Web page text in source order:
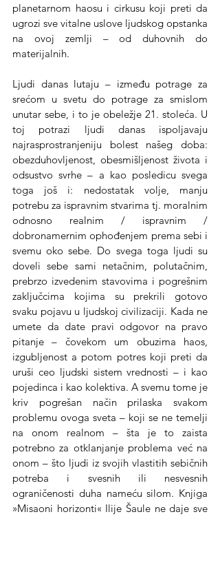
planetarnom haosu i cirkusu koji preti da
ugrozi sve vitalne uslove ljudskog opstanka
na ovoj zemlji – od duhovnih do
materijalnih.
Ljudi danas lutaju – između potrage za
srećom u svetu do potrage za smislom
unutar sebe, i to je obeležje 21. stoleća. U
toj potrazi ljudi danas ispoljavaju
najrasprostranjeniju bolest našeg doba:
obezduhovljenost, obesmišljenost života i
odsustvo svrhe – a kao posledicu svega
toga još i: nedostatak volje, manju
potrebu za ispravnim stvarima tj. moralnim
odnosno realnim / ispravnim /
dobronamernim ophođenjem prema sebi i
svemu oko sebe. Do svega toga ljudi su
doveli sebe sami netačnim, polutačnim,
prebrzo izvedenim stavovima i pogrešnim
zaključcima kojima su prekrili gotovo
svaku pojavu u ljudskoj civilizaciji. Kada ne
umete da date pravi odgovor na pravo
pitanje – čovekom um obuzima haos,
izgubljenost a potom potres koji preti da
uruši ceo ljudski sistem vrednosti – i kao
pojedinca i kao kolektiva. A svemu tome je
kriv pogrešan način prilaska svakom
problemu ovoga sveta – koji se ne temelji
na onom realnom – šta je to zaista
potrebno za otklanjanje problema već na
onom – što ljudi iz svojih vlastitih sebičnih
potreba i svesnih ili nesvesnih
ograničenosti duha nameću silom. Knjiga
»Misaoni horizonti« Ilije Šaule ne daje sve